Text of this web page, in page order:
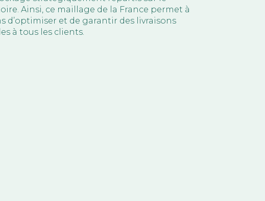
Ainsi, ce maillage de la France permet à
d’optimiser et de garantir des livraisons
à tous les clients.